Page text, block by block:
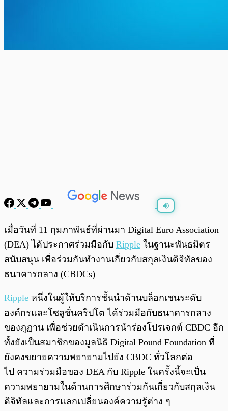
พร้อมเล่น
เมื่อวันที่ 11 กุมภาพันธ์ที่ผ่านมา Digital Euro Association
(DEA) ได้ประกาศร่วมมือกับ Ripple ในฐานะพันธมิตร
สนับสนุน เพื่อร่วมกันทำงานเกี่ยวกับสกุลเงินดิจิทัลของ
ธนาคารกลาง (CBDCs)
Ripple หนึ่งในผู้ให้บริการชั้นนำด้านบล็อกเชนระดับ
องค์กรและโซลูชั่นคริปโต ได้ร่วมมือกับธนาคารกลาง
ของภูฏาน เพื่อช่วยดำเนินการนำร่องโปรเจกต์ CBDC อีก
ทั้งยังเป็นสมาชิกของมูลนิธิ Digital Pound Foundation ที่
ยังคงขยายความพยายามไปยัง CBDC ทั่วโลกต่อ
ไป ความร่วมมือของ DEA กับ Ripple ในครั้งนี้จะเป็น
ความพยายามในด้านการศึกษาร่วมกันเกี่ยวกับสกุลเงิน
ดิจิทัลและการแลกเปลี่ยนองค์ความรู้ต่าง ๆ